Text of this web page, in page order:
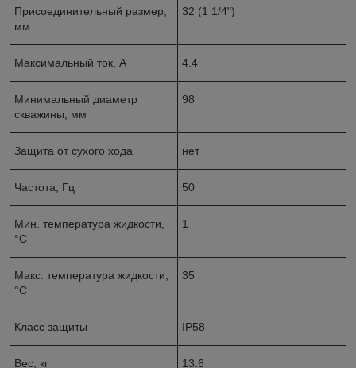
Присоединительный размер,
мм
32 (1 1/4")
Максимальный ток, А 4.4
Минимальный диаметр
скважины, мм
98
Защита от сухого хода нет
Частота, Гц 50
Мин. температура жидкости,
°С
1
Макс. температура жидкости,
°С
35
Класс защиты IP58
Вес, кг 13.6